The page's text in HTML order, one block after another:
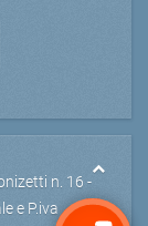
n. 16 -
e P.iva